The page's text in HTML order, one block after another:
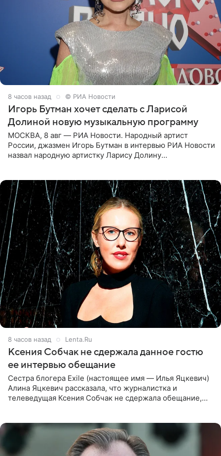
8 часов назад © РИА Новости
Игорь Бутман хочет сделать с Ларисой
Долиной новую музыкальную программу
МОСКВА, 8 авг — РИА Новости. Народный артист
России, джазмен Игорь Бутман в интервью РИА Новости
назвал народную артистку Ларису Долину
8 часов назад Lenta.Ru
Ксения Собчак не сдержала данное гостю
ее интервью обещание
Сестра блогера Exile (настоящее имя — Илья Яцкевич)
Алина Яцкевич рассказала, что журналистка и
телеведущая Ксения Собчак не сдержала обещание,